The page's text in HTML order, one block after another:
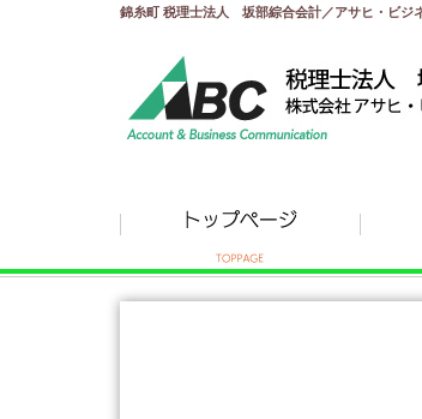
錦糸町 税理士法人 坂部綜合会計／アサヒ・ビジ